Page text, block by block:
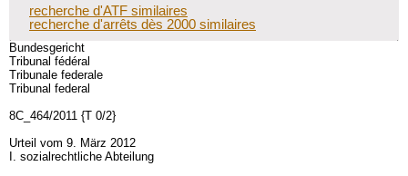
recherche d'ATF similaires
recherche d'arrêts dès 2000 similaires
Bundesgericht
Tribunal fédéral
Tribunale federale
Tribunal federal
8C_464/2011 {T 0/2}
Urteil vom 9. März 2012
I. sozialrechtliche Abteilung